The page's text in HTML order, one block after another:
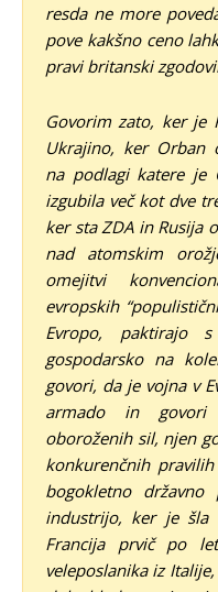
resda ne more
pove kakšno ceno
pravi britanski
Govorim zato, ker je
Ukrajino, ker Orban
na podlagi katere je
izgubila več kot dve
ker sta ZDA in Rusija
nad atomskim
omejitvi
evropskih
Evropo, paktirajo
gospodarsko na
govori, da je vojna v
armado in govori
oboroženih sil, njen
konkurenčnih
bogokletno državno
industrijo, ker je šla
Francija prvič po
veleposlanika iz